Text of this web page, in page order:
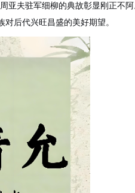
亚夫驻军细柳的典故彰显刚正不
后代兴旺昌盛的美好期望。